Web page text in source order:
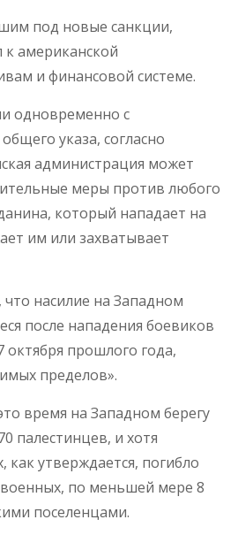
под новые санкции,
к американской
и финансовой системе.
одновременно с
указа, согласно
администрация может
меры против любого
который нападает на
им или захватывает
насилие на Западном
после нападения боевиков
прошлого года,
пределов».
время на Западном берегу
палестинцев, и хотя
как утверждается, погибло
военных, по меньшей мере 8
поселенцами.